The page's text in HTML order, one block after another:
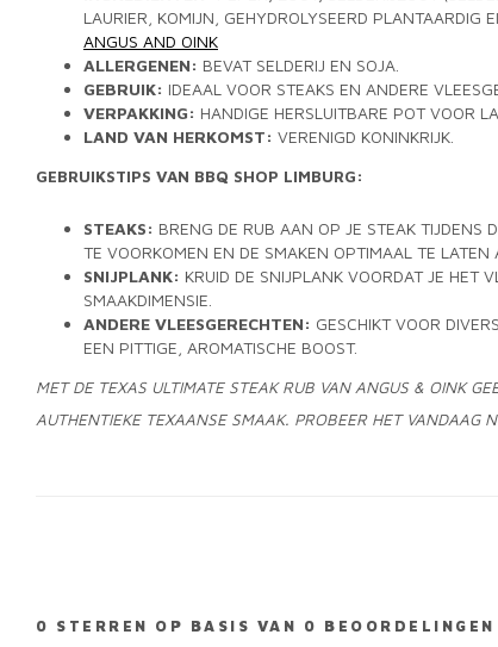
LAURIER, KOMIJN, GEHYDROLYSEERD PLANTAARDIG
ANGUS AND OINK
ALLERGENEN: BEVAT SELDERIJ EN SOJA.
GEBRUIK: IDEAAL VOOR STEAKS EN ANDERE
VERPAKKING: HANDIGE HERSLUITBARE POT VOOR
LAND VAN HERKOMST: VERENIGD KONINKRIJK.
GEBRUIKSTIPS VAN BBQ SHOP LIMBURG:
STEAKS: BRENG DE RUB AAN OP JE STEAK TIJDENS
TE VOORKOMEN EN DE SMAKEN OPTIMAAL TE LATEN
SNIJPLANK: KRUID DE SNIJPLANK VOORDAT JE HET
SMAAKDIMENSIE.
ANDERE VLEESGERECHTEN: GESCHIKT VOOR
EEN PITTIGE, AROMATISCHE BOOST.
MET DE TEXAS ULTIMATE STEAK RUB VAN ANGUS & OINK
AUTHENTIEKE TEXAANSE SMAAK. PROBEER HET VANDAAG
0 STERREN OP BASIS VAN 0 BEOORDELINGEN